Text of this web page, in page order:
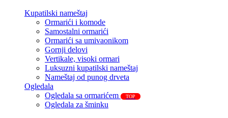
Kupatilski nameštaj
Ormarići i komode
Samostalni ormarići
Ormarići sa umivaonikom
Gornji delovi
Vertikale, visoki ormari
Luksuzni kupatilski nameštaj
Nameštaj od punog drveta
Ogledala
Ogledala sa ormarićem
TOP
Ogledala za šminku